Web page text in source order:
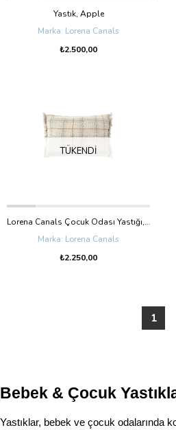
Yastık, Apple
Lorena Canals
₺2.500,00
TÜKENDI
Lorena Canals Çocuk Odası Yastığı, Tartan Blue Sage
Lorena Canals
₺2.250,00
1
Bebek & Çocuk
Yastıklar, bebek ve çocuk odalarında